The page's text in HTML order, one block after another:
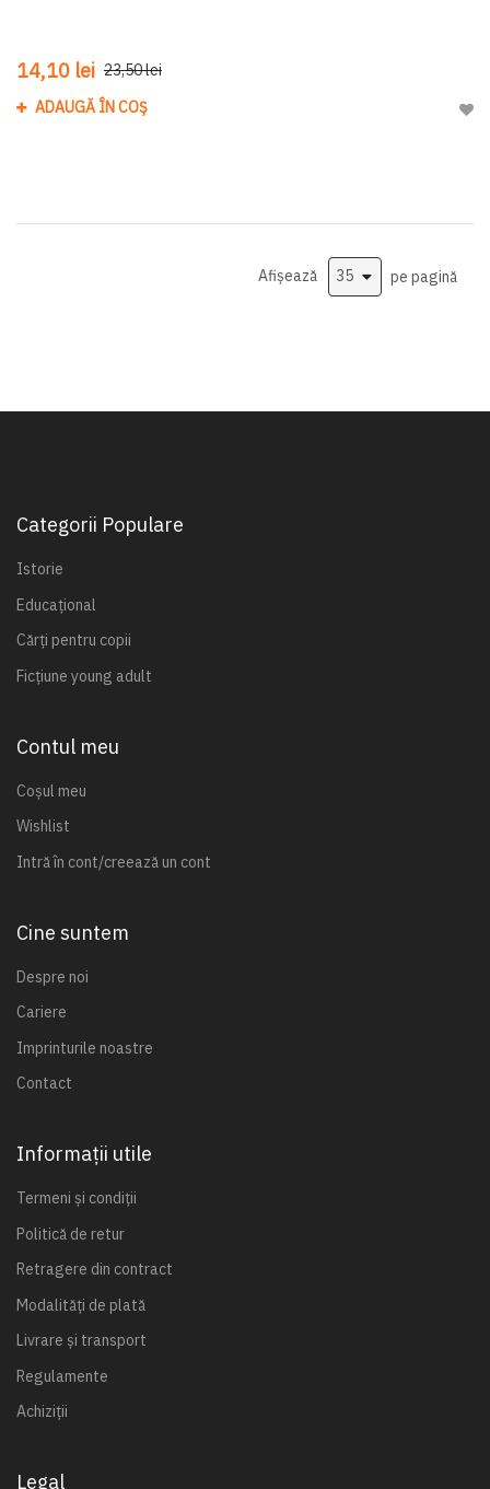
14,10 lei 23,50 lei
ADAUGĂ ÎN COȘ
Afișează pe pagină
Categorii Populare
Istorie
Educațional
Cărți pentru copii
Ficțiune young adult
Contul meu
Coșul meu
Wishlist
Intră în cont/creează un cont
Cine suntem
Despre noi
Cariere
Imprinturile noastre
Contact
Informații utile
Termeni și condiții
Politică de retur
Retragere din contract
Modalități de plată
Livrare și transport
Regulamente
Achiziții
Legal